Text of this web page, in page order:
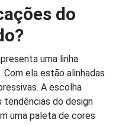
do
uma linha
ela estão alinhadas
A escolha
tendências do design
uma paleta de cores